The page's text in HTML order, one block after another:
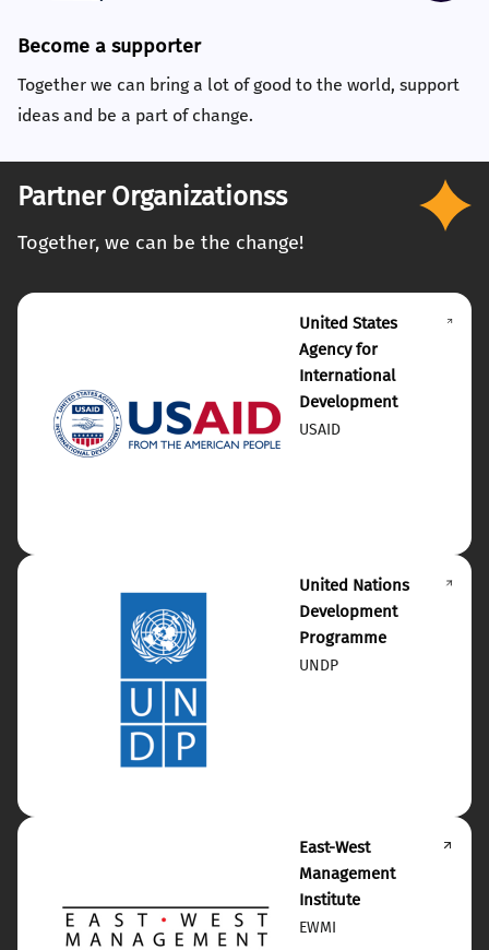
Become a supporter
Together we can bring a lot of good to the world, support
ideas and be a part of change.
Partner Organizationss
Together, we can be the change!
United States
Agency for
International
Development
USAID
United Nations
Development
Programme
UNDP
East-West
Management
Institute
EWMI